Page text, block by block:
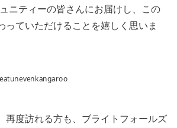
ニティーの皆さんにお届けし、この
っていただけることを嬉しく思いま
再度訪れる方も、ブライトフォールズ